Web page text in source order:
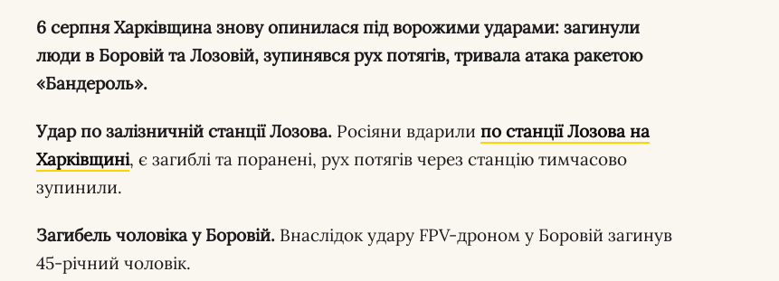
6 серпня Харківщина знову опинилася під ворожими ударами: загинули
люди в Боровій та Лозовій, зупинявся рух потягів, тривала атака ракетою
«Бандероль».
Удар по залізничній станції Лозова. Росіяни вдарили по станції Лозова на
Харківщині, є загиблі та поранені, рух потягів через станцію тимчасово
зупинили.
Загибель чоловіка у Боровій. Внаслідок удару FPV-дроном у Боровій загинув
45-річний чоловік.